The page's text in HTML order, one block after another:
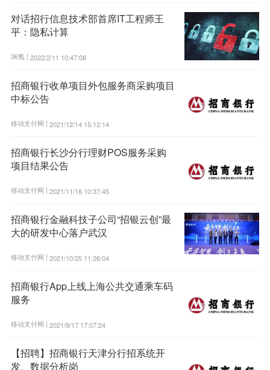
对话招行信息技术部首席IT工程师王
平：隐私计算
36氪 | 2022/2/11 10:47:08
招商银行收单项目外包服务商采购项目
中标公告
移动支付网 | 2021/12/14 15:12:14
招商银行长沙分行理财POS服务采购
项目结果公告
移动支付网 | 2021/11/16 10:37:45
招商银行金融科技子公司“招银云创”最
大的研发中心落户武汉
移动支付网 | 2021/10/25 11:26:04
招商银行App上线上海公共交通乘车码
服务
移动支付网 | 2021/9/17 17:07:24
【招聘】招商银行天津分行招系统开
发、数据分析岗